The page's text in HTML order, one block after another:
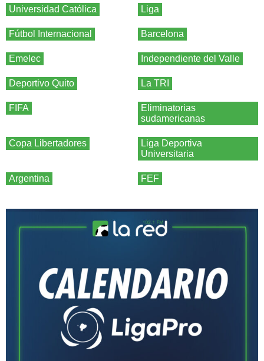
Universidad Católica Liga
Fútbol Internacional Barcelona
Emelec Independiente del Valle
Deportivo Quito La TRI
FIFA
Eliminatorias
sudamericanas
Copa Libertadores
Liga Deportiva
Universitaria
Argentina FEF